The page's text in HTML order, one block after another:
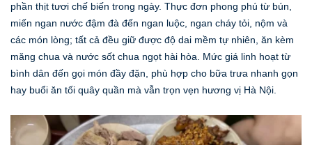
phần thịt tươi chế biến trong ngày. Thực đơn phong phú từ bún,
miến ngan nước đậm đà đến ngan luộc, ngan cháy tỏi, nộm và
các món lòng; tất cả đều giữ được độ dai mềm tự nhiên, ăn kèm
măng chua và nước sốt chua ngọt hài hòa. Mức giá linh hoạt từ
bình dân đến gọi món đầy đặn, phù hợp cho bữa trưa nhanh gọn
hay buổi ăn tối quây quần mà vẫn trọn vẹn hương vị Hà Nội.